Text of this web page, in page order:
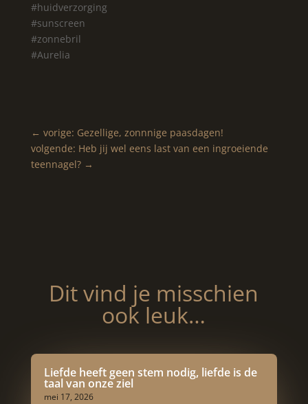
#huidverzorging
#sunscreen
#zonnebril
#Aurelia
← vorige: Gezellige, zonnnige paasdagen!
volgende: Heb jij wel eens last van een ingroeiende
teennagel?→
Dit vind je misschien
ook leuk…
Liefde heeft geen stem nodig, liefde is de
taal van onze ziel
mei 17, 2026